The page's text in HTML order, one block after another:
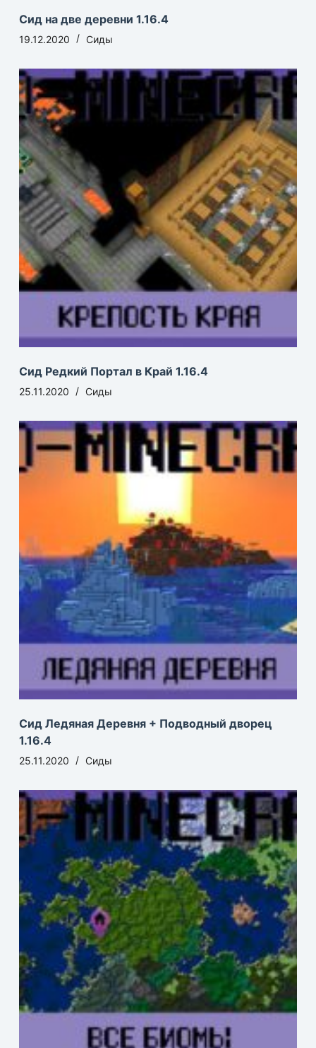
Сид на две деревни 1.16.4
19.12.2020 Сиды
Сид Редкий Портал в Край 1.16.4
25.11.2020 Сиды
Сид Ледяная Деревня + Подводный дворец
1.16.4
25.11.2020 Сиды